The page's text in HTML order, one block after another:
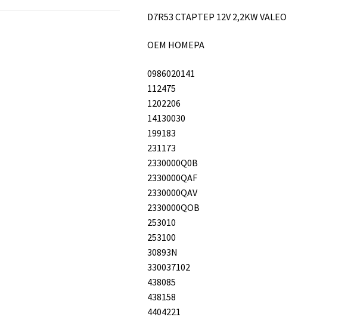
D7R53 СТАРТЕР 12V 2,2KW VALEO
OEM НОМЕРА
0986020141
112475
1202206
14130030
199183
231173
2330000Q0B
2330000QAF
2330000QAV
2330000QOB
253010
253100
30893N
330037102
438085
438158
4404221